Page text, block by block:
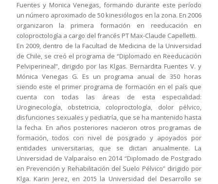
Fuentes y Monica Venegas, formando durante este período
un número aproximado de 50 kinesiólogos en la zona. En 2006
organizaron la primera formación en reeducación en
coloproctología a cargo del francés PT Max-Claude Capelletti.
En 2009, dentro de la Facultad de Medicina de la Universidad
de Chile, se creó el programa de “Diplomado en Reeducación
Pelviperineal”, dirigido por las Klgas. Bernardita Fuentes V. y
Mónica Venegas G. Es un programa anual de 350 horas
siendo este el primer programa de formación en el país que
cuenta con todas las áreas de esta especialidad:
Uroginecología, obstetricia, coloproctología, dolor pélvico,
disfunciones sexuales y pediatría, que se ha mantenido hasta
la fecha. En años posteriores nacieron otros programas de
formación, todos con nivel de posgrado y apoyados por
entidades universitarias, que se dictan anualmente. La
Universidad de Valparaíso en 2014 “Diplomado de Postgrado
en Prevención y Rehabilitación del Suelo Pélvico” dirigido por
Klga. Karin Jerez, en 2015 la Universidad del Desarrollo se